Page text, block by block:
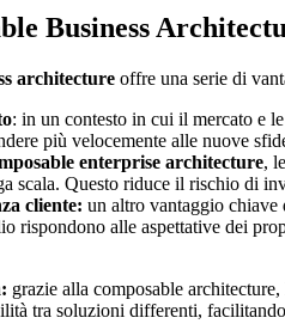
Business
architecture offre una serie di
: in un contesto in cui il mercato e
più velocemente alle nuove
enterprise architecture,
scala. Questo riduce il rischio di
cliente: un altro vantaggio chiave
rispondono alle aspettative dei
grazie alla composable
tra soluzioni differenti,